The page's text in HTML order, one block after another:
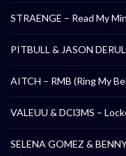
STRAENGE – Read My
PITBULL & JASON
AITCH – RMB (Ring My
VALEUU & DCl3MS –
SELENA GOMEZ &